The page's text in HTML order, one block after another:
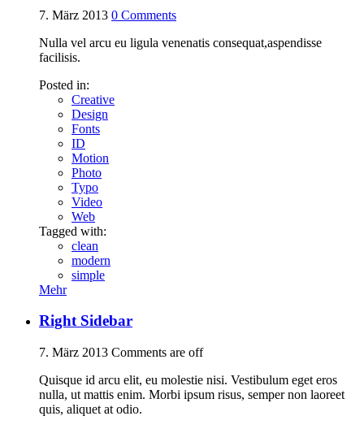
7. März 2013 0 Comments
Nulla vel arcu eu ligula venenatis consequat,aspendisse
facilisis.
Posted in:
Creative
Design
Fonts
ID
Motion
Photo
Typo
Video
Web
Tagged with:
clean
modern
simple
Mehr
Right Sidebar
7. März 2013 Comments are off
Quisque id arcu elit, eu molestie nisi. Vestibulum eget eros
nulla, ut mattis enim. Morbi ipsum risus, semper non laoreet
quis, aliquet at odio.